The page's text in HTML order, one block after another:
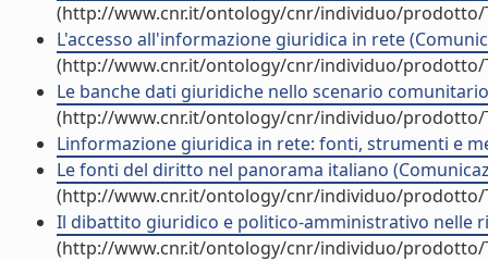
(http://www.cnr.it/ontology/cnr/individuo/prodotto/
L'accesso all'informazione giuridica in rete
(http://www.cnr.it/ontology/cnr/individuo/prodotto/
Le banche dati giuridiche nello scenario
(http://www.cnr.it/ontology/cnr/individuo/prodotto/
Linformazione giuridica in rete: fonti, strumenti e
Le fonti del diritto nel panorama italiano
(http://www.cnr.it/ontology/cnr/individuo/prodotto/
Il dibattito giuridico e politico-amministrativo nelle
(http://www.cnr.it/ontology/cnr/individuo/prodotto/